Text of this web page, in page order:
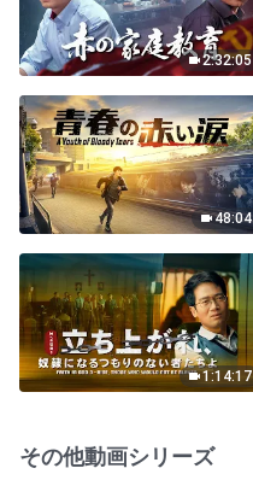
2:32:05
48:04
1:14:17
その他動画シリーズ